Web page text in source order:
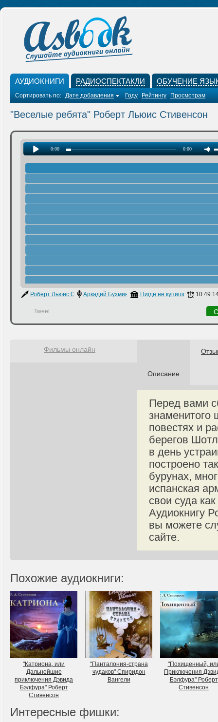
АУДИОКНИГИ РАДИОСПЕКТАКЛИ ОБУЧЕНИЕ
Сортировать по: Дате добавления Году Рейтингу Просмотрам
"Веселые ребята" Роберт Льюис Стивенсон
0:00 0:00
Роберт Льюис СтивенсонАркадий Бухмин Нигде не купишь
Tweet
Описание
Перед вами
знаменитого
повестях и
берегов
в день
построено
бурунах,
испанская
свои суда
Аудиокнигу
вы можете
сайте.
Фильмы онлайн
Похожие аудиокниги:
"Катриона, или
Дальнейшие
приключения Дэвида
Бэлфура" Роберт
Стивенсон
"Панталония-страна
чудаков" Спиридон
Вангели
"Похищенный,
Приключения
Бэлфура" Роберт
Стивенсон
Интересные фишки: